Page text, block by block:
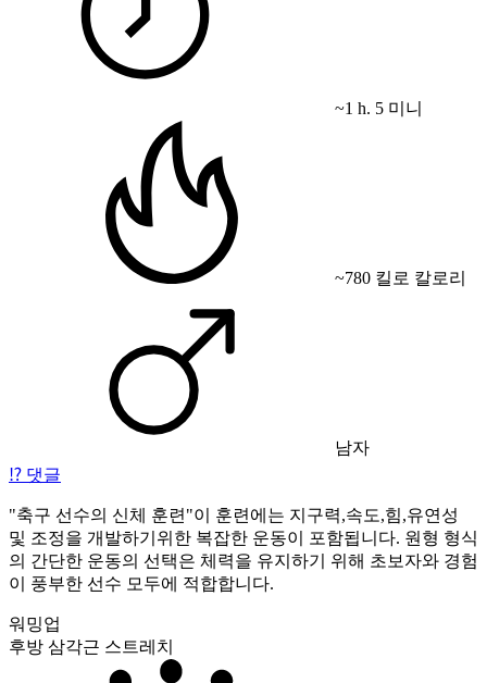
~1 h. 5 미니
~780 킬로 칼로리
남자
⁉️ 댓글
"축구 선수의 신체 훈련"이 훈련에는 지구력,속도,힘,유연성
및 조정을 개발하기위한 복잡한 운동이 포함됩니다. 원형 형식
의 간단한 운동의 선택은 체력을 유지하기 위해 초보자와 경험
이 풍부한 선수 모두에 적합합니다.
워밍업
후방 삼각근 스트레치